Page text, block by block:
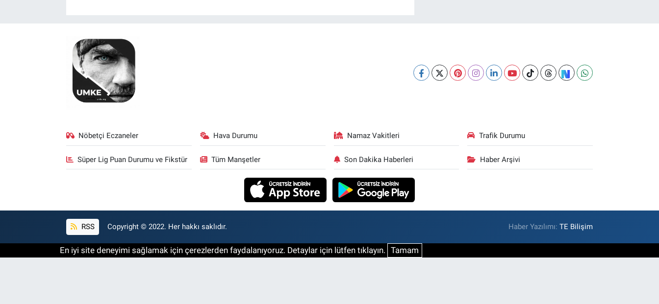
Nöbetçi Eczaneler Hava Durumu Namaz Vakitleri Trafik Durumu
Süper Lig Puan Durumu ve Fikstür Tüm Manşetler Son Dakika Haberleri Haber Arşivi
RSS Copyright © 2022. Her hakkı saklıdır. Haber Yazılımı:TE Bilişim
En iyi site deneyimi sağlamak için çerezlerden faydalanıyoruz. Detaylar için lütfen tıklayın. Tamam